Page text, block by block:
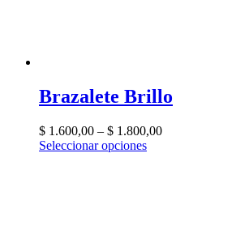
Brazalete Brillo
$ 1.600,00 – $ 1.800,00
Seleccionar opciones